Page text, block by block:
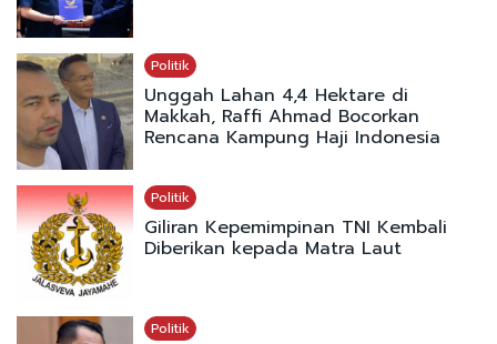
Politik
Unggah Lahan 4,4 Hektare di
Makkah, Raffi Ahmad Bocorkan
Rencana Kampung Haji Indonesia
Politik
Giliran Kepemimpinan TNI Kembali
Diberikan kepada Matra Laut
Politik